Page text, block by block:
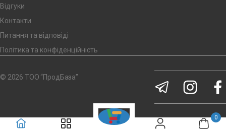
0
Відгуки
Контакти
Питання та відповіді
Політика та конфіденційність
© 2026 ТОО “ПродБаза”